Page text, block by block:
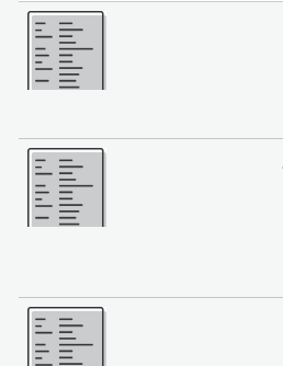
Vairāk
Vairāk
Vairāk